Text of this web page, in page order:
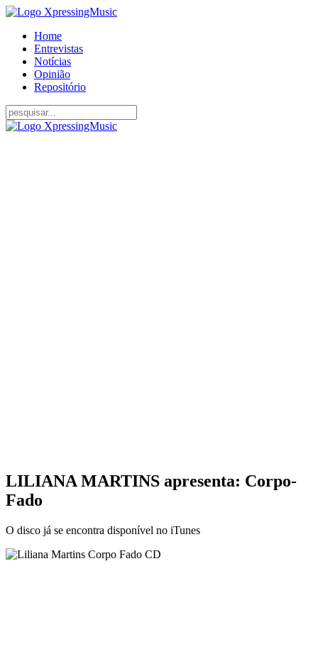
Home
Entrevistas
Notícias
Opinião
Repositório
LILIANA MARTINS apresenta: Corpo-
Fado
O disco já se encontra disponível no iTunes